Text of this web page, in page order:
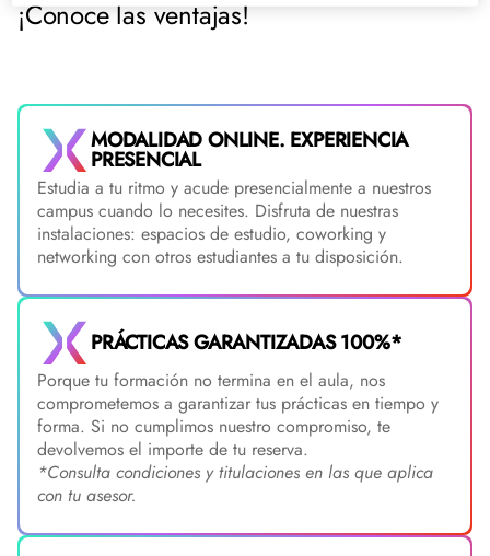
¡Conoce las ventajas!
MODALIDAD ONLINE. EXPERIENCIA
PRESENCIAL
Estudia a tu ritmo y acude presencialmente a nuestros
campus cuando lo necesites. Disfruta de nuestras
instalaciones: espacios de estudio, coworking y
networking con otros estudiantes a tu disposición.
PRÁCTICAS GARANTIZADAS 100%*
Porque tu formación no termina en el aula, nos
comprometemos a garantizar tus prácticas en tiempo y
forma. Si no cumplimos nuestro compromiso, te
devolvemos el importe de tu reserva.
*Consulta condiciones y titulaciones en las que aplica
con tu asesor.